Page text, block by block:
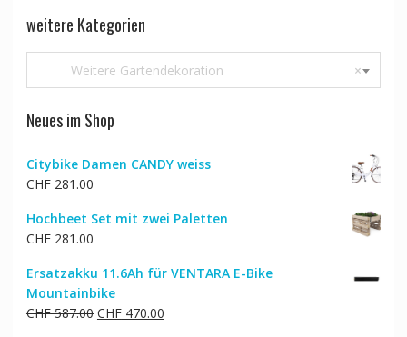
weitere Kategorien
×
Weitere Gartendekoration
Neues im Shop
Citybike Damen CANDY weiss
CHF281.00
Hochbeet Set mit zwei Paletten
CHF281.00
Ersatzakku 11.6Ah für VENTARA E-Bike
Mountainbike
CHF587.00 Ursprünglicher
CHF470.00Aktueller